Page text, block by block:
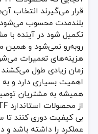
قرار می‌گیرند انتخاب
بلندمدت محسوب می‌شود
تکمیل شود در آینده
روبه‌رو نمی‌شود و همین
هزینه‌های تعمیرات
زمان زیادی طول می‌کشند
اهمیت بسیاری دارد و
همیشه به مشتریان
بی کیفیت دوری کنند
عملکرد را داشته باشد و